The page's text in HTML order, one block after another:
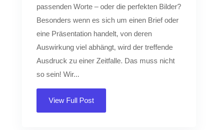
passenden Worte – oder die perfekten Bilder?
Besonders wenn es sich um einen Brief oder
eine Präsentation handelt, von deren
Auswirkung viel abhängt, wird der treffende
Ausdruck zu einer Zeitfalle. Das muss nicht
so sein! Wir...
View Full Post